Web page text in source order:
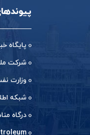
پایگاه
شرکت
وزارت
شبکه
درگاه